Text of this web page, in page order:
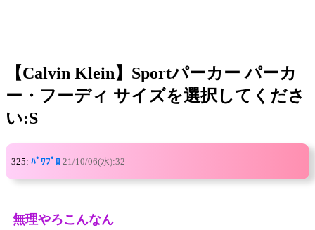
【Calvin Klein】Sportパーカー パーカ
ー・フーディ サイズを選択してくださ
い:S
325: ﾊﾟﾜﾌﾟﾛ 21/10/06(水):32
無理やろこんなん